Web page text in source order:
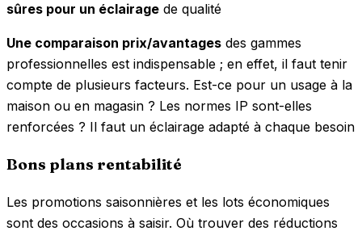
sûres pour un éclairage de qualité
Une comparaison prix/avantages des gammes
professionnelles est indispensable ; en effet, il faut tenir
compte de plusieurs facteurs. Est-ce pour un usage à la
maison ou en magasin ? Les normes IP sont-elles
renforcées ? Il faut un éclairage adapté à chaque besoin
Bons plans rentabilité
Les promotions saisonnières et les lots économiques
sont des occasions à saisir. Où trouver des réductions